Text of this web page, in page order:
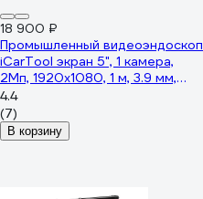
18 900 ₽
Промышленный видеоэндоскоп
iCarTool экран 5", 1 камера,
2Мп, 1920x1080, 1 м, 3.9 мм,
сменный зонд IC-V116C
4.4
(7)
В корзину